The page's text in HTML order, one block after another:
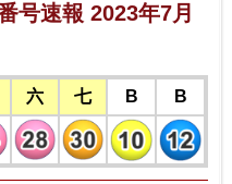
号速報 2023年7月
六 七 B B